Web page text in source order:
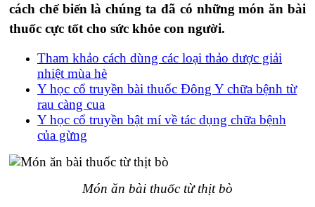
cách chế biến là chúng ta đã có những món ăn bài
thuốc cực tốt cho sức khỏe con người.
Tham khảo cách dùng các loại thảo dược giải
nhiệt mùa hè
Y học cổ truyền bài thuốc Đông Y chữa bệnh từ
rau càng cua
Y học cổ truyền bật mí về tác dụng chữa bệnh
của gừng
Món ăn bài thuốc từ thịt bò